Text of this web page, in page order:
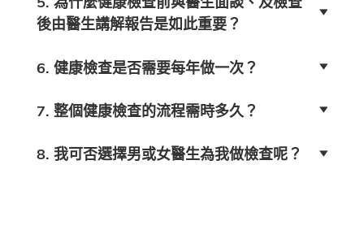
後由醫生講解報告是如此重要？
6. 健康檢查是否需要每年做一次？
7. 整個健康檢查的流程需時多久？
8. 我可否選擇男或女醫生為我做檢查呢？